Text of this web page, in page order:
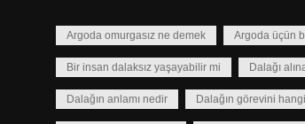
Argoda omurgasız ne demek Argoda üçün
Bir insan dalaksız yaşayabilir mi Dalağı
Dalağın anlamı nedir Dalağın görevini